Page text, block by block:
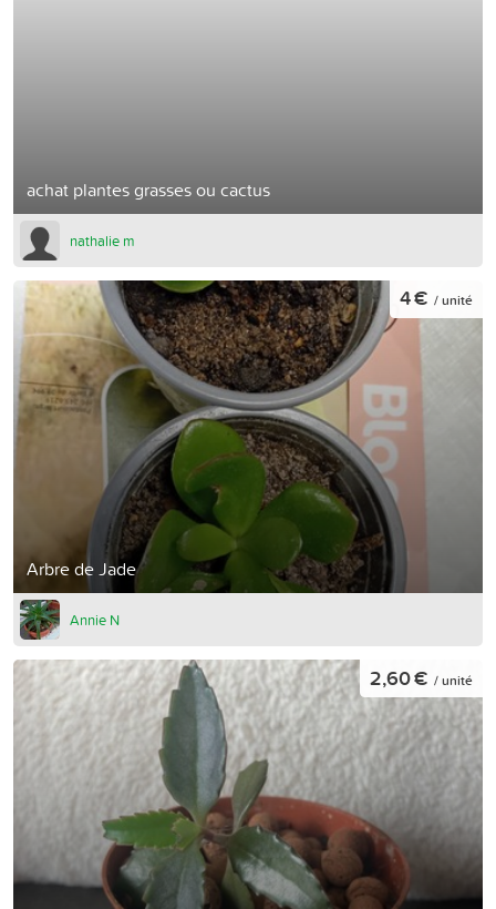
achat plantes grasses ou cactus
nathalie m
Arbre de Jade
4 € / unité
Annie N
2,60 € / unité